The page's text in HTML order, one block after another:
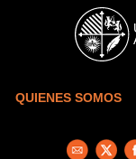
Skip to main content
QUIENES SOMOS